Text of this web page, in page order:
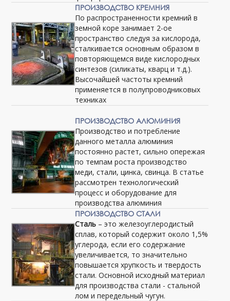
ПРОИЗВОДСТВО КРЕМНИЯ
По распространенности кремний в
земной коре занимает 2-ое
пространство следуя за кислорода,
сталкивается основным образом в
повторяющемся виде кислородных
синтезов (силикаты, кварц и т.д.).
Высочайшей частоты кремний
применяется в полупроводниковых
техниках
ПРОИЗВОДСТВО АЛЮМИНИЯ
Производство и потребление
данного металла алюминия
постоянно растет, сильно опережая
по темпам роста производство
меди, стали, цинка, свинца. В статье
рассмотрен технологический
процесс и оборудование для
производства алюминия
ПРОИЗВОДСТВО СТАЛИ
Сталь – это железоуглеродистый
сплав, который содержит около 1,5%
углерода, если его содержание
увеличивается, то значительно
повышается хрупкость и твердость
стали. Основной исходный материал
для производства стали - стальной
лом и передельный чугун.